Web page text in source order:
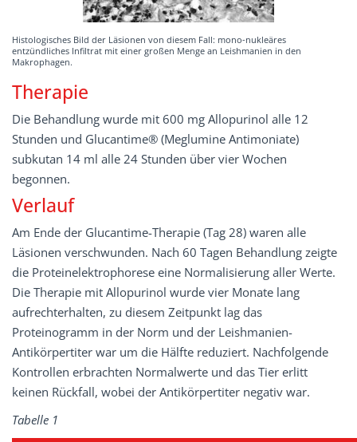
Histologisches Bild der Läsionen von diesem Fall: mono-nukleäres
entzündliches Infiltrat mit einer großen Menge an Leishmanien in den
Makrophagen.
Therapie
Die Behandlung wurde mit 600 mg Allopurinol alle 12
Stunden und Glucantime® (Meglumine Antimoniate)
subkutan 14 ml alle 24 Stunden über vier Wochen
begonnen.
Verlauf
Am Ende der Glucantime-Therapie (Tag 28) waren alle
Läsionen verschwunden. Nach 60 Tagen Behandlung zeigte
die Proteinelektrophorese eine Normalisierung aller Werte.
Die Therapie mit Allopurinol wurde vier Monate lang
aufrechterhalten, zu diesem Zeitpunkt lag das
Proteinogramm in der Norm und der Leishmanien-
Antikörpertiter war um die Hälfte reduziert. Nachfolgende
Kontrollen erbrachten Normalwerte und das Tier erlitt
keinen Rückfall, wobei der Antikörpertiter negativ war.
Tabelle 1